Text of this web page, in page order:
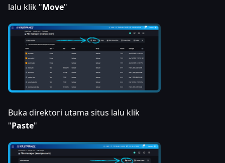
lalu klik "Move"
Buka direktori utama situs lalu klik
"Paste"